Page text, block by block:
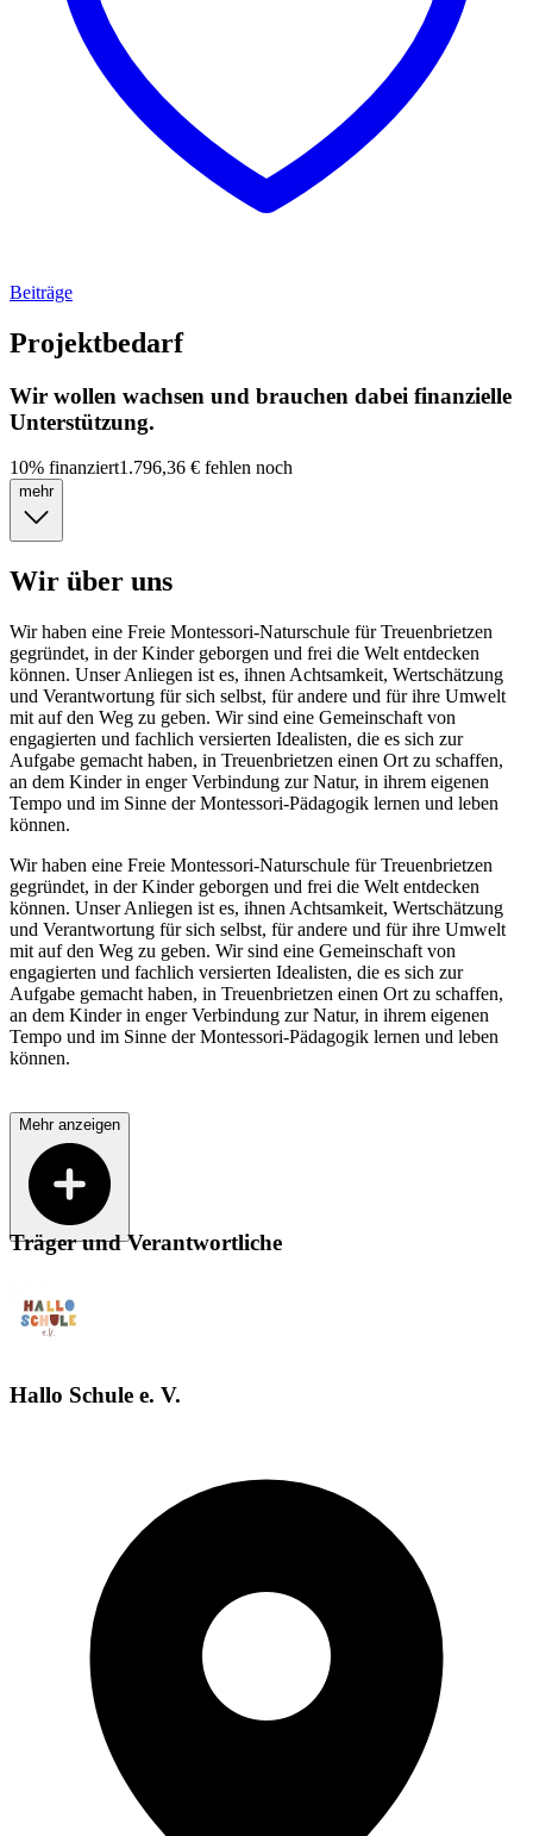
Beiträge
Projektbedarf
Wir wollen wachsen und brauchen dabei finanzielle
Unterstützung.
10% finanziert1.796,36 € fehlen noch
mehr
Wir über uns
Wir haben eine Freie Montessori-Naturschule für Treuenbrietzen
gegründet, in der Kinder geborgen und frei die Welt entdecken
können. Unser Anliegen ist es, ihnen Achtsamkeit, Wertschätzung
und Verantwortung für sich selbst, für andere und für ihre Umwelt
mit auf den Weg zu geben. Wir sind eine Gemeinschaft von
engagierten und fachlich versierten Idealisten, die es sich zur
Aufgabe gemacht haben, in Treuenbrietzen einen Ort zu schaffen,
an dem Kinder in enger Verbindung zur Natur, in ihrem eigenen
Tempo und im Sinne der Montessori-Pädagogik lernen und leben
können.
Wir haben eine Freie Montessori-Naturschule für Treuenbrietzen
gegründet, in der Kinder geborgen und frei die Welt entdecken
können. Unser Anliegen ist es, ihnen Achtsamkeit, Wertschätzung
und Verantwortung für sich selbst, für andere und für ihre Umwelt
mit auf den Weg zu geben. Wir sind eine Gemeinschaft von
engagierten und fachlich versierten Idealisten, die es sich zur
Aufgabe gemacht haben, in Treuenbrietzen einen Ort zu schaffen,
an dem Kinder in enger Verbindung zur Natur, in ihrem eigenen
Tempo und im Sinne der Montessori-Pädagogik lernen und leben
können.
Mehr anzeigen
Träger und Verantwortliche
Hallo Schule e. V.